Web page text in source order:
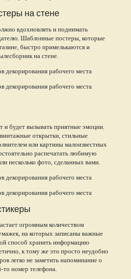
на стене
вдохновлять и поднимать
Шаблонные постеры, которые
быстро примелькаются и
на стене.
и будет вызывать приятные эмоции.
открытки, стильные
или картины малоизвестных
распечатать любимую
несколько фото, сделанных вами.
огромным количеством
на которых записаны важные
способ хранить информацию
к тому же это просто неудобно
легко не заметить напоминание о
то номер телефона.